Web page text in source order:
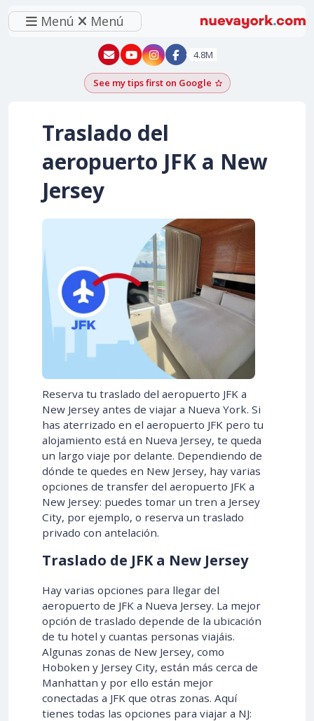
Menú Menú
New York - YouTube
New York - Instagram
4.8M
See my tips first on GoogleAdd as a Google
Traslado del
aeropuerto JFK a New
Jersey
Reserva tu traslado del aeropuerto JFK a
New Jersey antes de viajar a Nueva York. Si
has aterrizado en el aeropuerto JFK pero tu
alojamiento está en Nueva Jersey, te queda
un largo viaje por delante. Dependiendo de
dónde te quedes en New Jersey, hay varias
opciones de transfer del aeropuerto JFK a
New Jersey: puedes tomar un tren a Jersey
City, por ejemplo, o reserva un traslado
privado con antelación.
Traslado de JFK a New Jersey
Hay varias opciones para llegar del
aeropuerto de JFK a Nueva Jersey. La mejor
opción de traslado depende de la ubicación
de tu hotel y cuantas personas viajáis.
Algunas zonas de New Jersey, como
Hoboken y Jersey City, están más cerca de
Manhattan y por ello están mejor
conectadas a JFK que otras zonas. Aquí
tienes todas las opciones para viajar a NJ: